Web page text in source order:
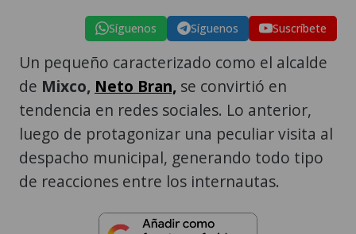
Síguenos Síguenos Suscríbete
Un pequeño caracterizado como el alcalde
de Mixco, Neto Bran, se convirtió en
tendencia en redes sociales. Lo anterior,
luego de protagonizar una peculiar visita al
despacho municipal, generando todo tipo
de reacciones entre los internautas.